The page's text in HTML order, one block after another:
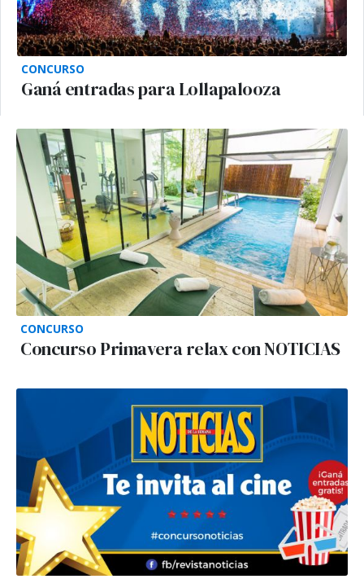
CONCURSO
Ganá entradas para Lollapalooza
CONCURSO
Concurso Primavera relax con NOTICIAS